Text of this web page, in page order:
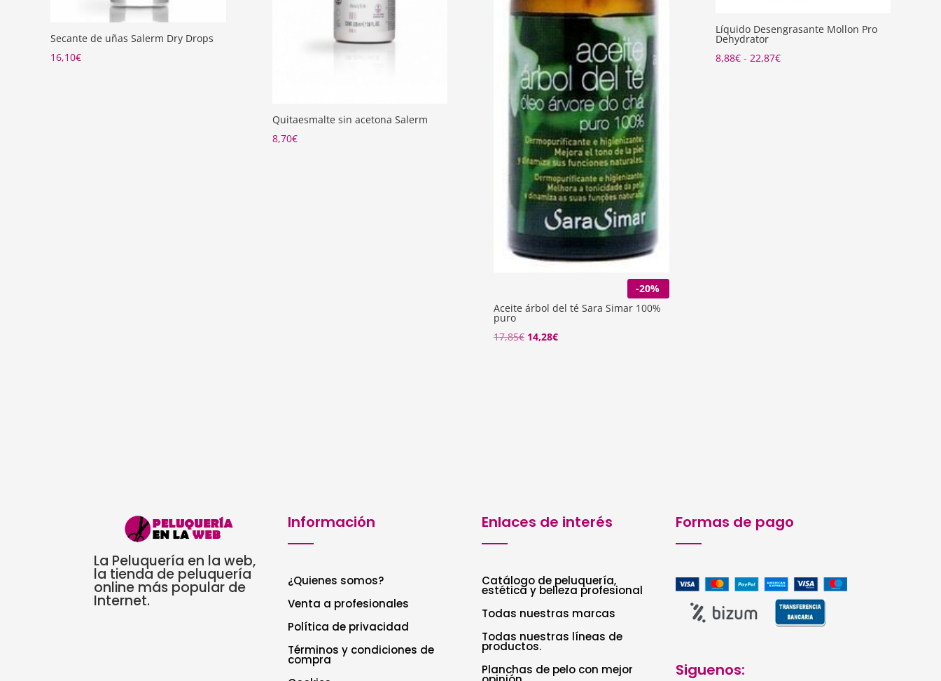
Secante de uñas Salerm Dry Drops
16,10€
Quitaesmalte sin acetona Salerm
8,70€
-20%
Aceite árbol del té Sara Simar 100%
puro
17,85€ 14,28€
Líquido Desengrasante Mollon Pro
Dehydrator
8,88€ - 22,87€Rango
La Peluquería en la web,
la tienda de peluquería
online más popular de
Internet.
Información
¿Quienes somos?
Venta a profesionales
Política de privacidad
Términos y condiciones de
compra
Enlaces de interés
Catálogo de peluquería,
estética y belleza profesional
Todas nuestras marcas
Todas nuestras líneas de
productos.
Planchas de pelo con mejor
Formas de pago
Siguenos: